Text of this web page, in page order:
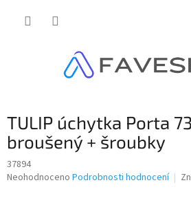
TULIP úchytka Porta
broušený + šroubky
37894
Průměrné
Neohodnoceno Podrobnosti hodnocení